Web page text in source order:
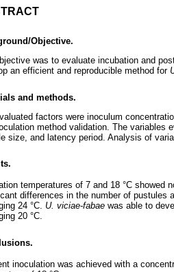
Objective.
was to evaluate incubation and
an efficient and reproducible method for
and methods.
factors were inoculum
method validation. The variables
size, and latency period. Analysis of
temperatures of 7 and 18 °C
differences in the number of pustules
24 °C. U. viciae-fabae was able to
20 °C.
inoculation was achieved with a